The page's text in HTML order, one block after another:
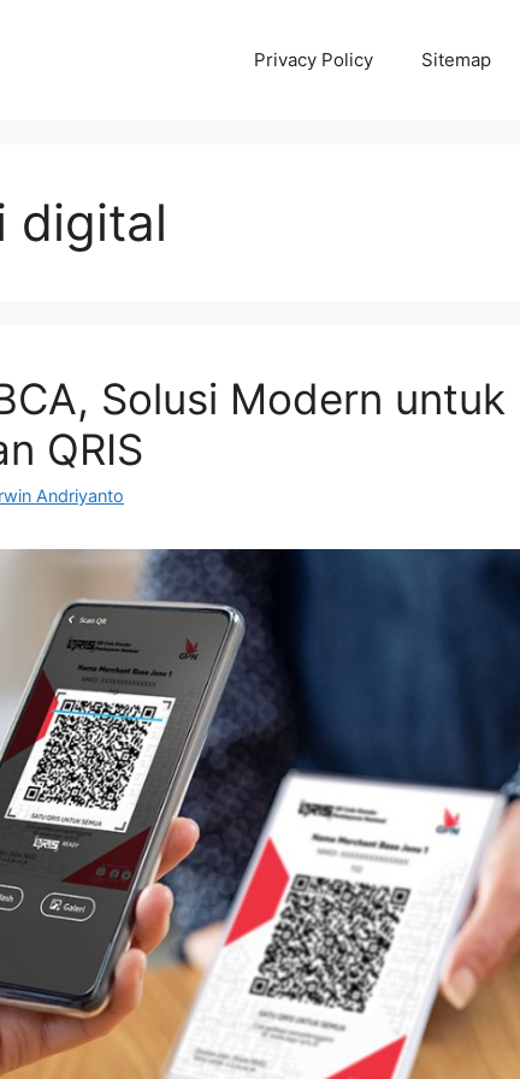
Privacy Policy Sitemap
digital
Solusi Modern untuk
QRIS
Andriyanto